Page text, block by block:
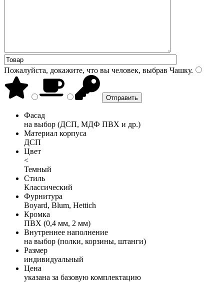
Пожалуйста, докажите, что вы человек, выбрав Чашку.
Фасад
на выбор (ДСП, МДФ ПВХ и др.)
Материал корпуса
ДСП
Цвет
<
Темный
Стиль
Классический
Фурнитура
Boyard, Blum, Hettich
Кромка
ПВХ (0,4 мм, 2 мм)
Внутреннее наполнение
на выбор (полки, корзины, штанги)
Размер
индивидуальный
Цена
указана за базовую комплектацию